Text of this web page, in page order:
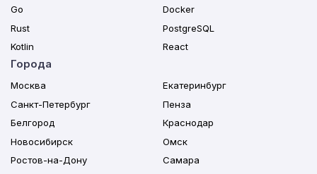
Go
Rust
Kotlin
Docker
PostgreSQL
React
Города
Москва
Санкт-Петербург
Белгород
Новосибирск
Ростов-на-Дону
Екатеринбург
Пенза
Краснодар
Омск
Самара